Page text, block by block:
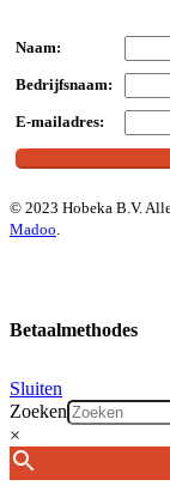
Naam:
Bedrijfsnaam:
E-mailadres:
© 2023 Hobeka B.V.
Madoo
Betaalmethodes
Sluiten
Zoeken
×